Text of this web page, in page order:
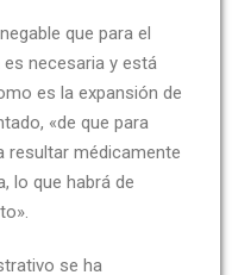
que para el
necesaria y está
es la expansión de
«de que para
resultar médicamente
lo que habrá de
se ha